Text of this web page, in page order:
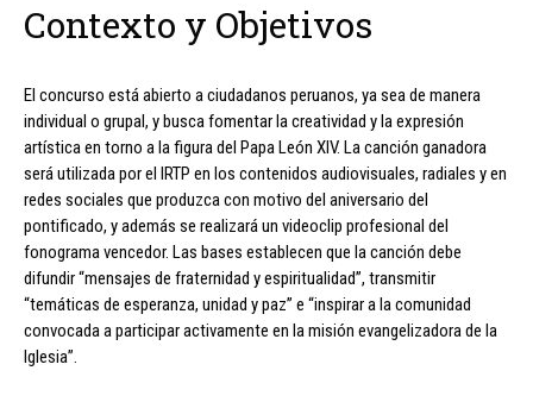
Contexto y Objetivos
El concurso está abierto a ciudadanos peruanos, ya sea de manera
individual o grupal, y busca fomentar la creatividad y la expresión
artística en torno a la figura del Papa León XIV. La canción ganadora
será utilizada por el IRTP en los contenidos audiovisuales, radiales y en
redes sociales que produzca con motivo del aniversario del
pontificado, y además se realizará un videoclip profesional del
fonograma vencedor. Las bases establecen que la canción debe
difundir “mensajes de fraternidad y espiritualidad”, transmitir
“temáticas de esperanza, unidad y paz” e “inspirar a la comunidad
convocada a participar activamente en la misión evangelizadora de la
Iglesia”.